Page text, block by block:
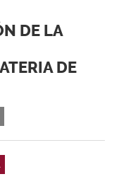
DE LA
DE